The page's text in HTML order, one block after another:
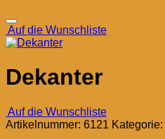
Auf die Wunschliste
Dekanter
Auf die Wunschliste
Artikelnummer: 6121 Kategorie: